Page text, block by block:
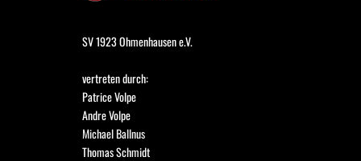
SV 1923 Ohmenhausen e.V.
vertreten durch:
Patrice Volpe
Andre Volpe
Michael Ballnus
Thomas Schmidt